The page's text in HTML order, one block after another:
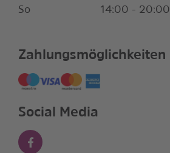
So
14:00 - 20:00
Zahlungsmöglichkeiten
Social Media